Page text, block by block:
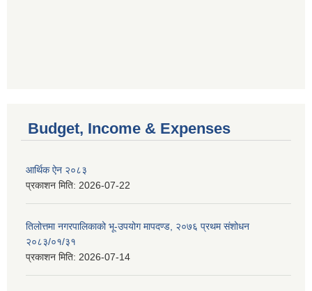
Budget, Income & Expenses
आर्थिक ऐन २०८३
प्रकाशन मिति: 2026-07-22
तिलोत्तमा नगरपालिकाको भू-उपयोग मापदण्ड, २०७६ प्रथम संशोधन
२०८३/०१/३१
प्रकाशन मिति: 2026-07-14